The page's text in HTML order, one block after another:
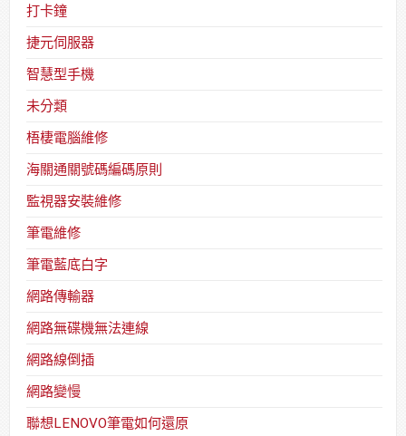
打卡鐘
捷元伺服器
智慧型手機
未分類
梧棲電腦維修
海關通關號碼編碼原則
監視器安裝維修
筆電維修
筆電藍底白字
網路傳輸器
網路無碟機無法連線
網路線倒插
網路變慢
聯想LENOVO筆電如何還原